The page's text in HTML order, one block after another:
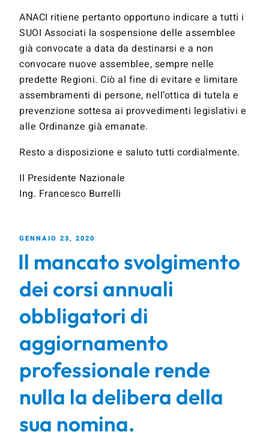
ANACI ritiene pertanto opportuno indicare a tutti i
SUOI Associati la sospensione delle assemblee
già convocate a data da destinarsi e a non
convocare nuove assemblee, sempre nelle
predette Regioni. Ciò al fine di evitare e limitare
assembramenti di persone, nell’ottica di tutela e
prevenzione sottesa ai provvedimenti legislativi e
alle Ordinanze già emanate.
Resto a disposizione e saluto tutti cordialmente.
Il Presidente Nazionale
Ing. Francesco Burrelli
GENNAIO 23, 2020
Il mancato svolgimento
dei corsi annuali
obbligatori di
aggiornamento
professionale rende
nulla la delibera della
sua nomina.